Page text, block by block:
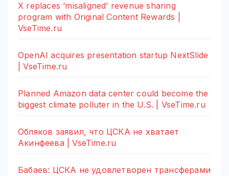
X replaces ‘misaligned’ revenue sharing
program with Original Content Rewards |
VseTime.ru
OpenAI acquires presentation startup NextSlide
| VseTime.ru
Planned Amazon data center could become the
biggest climate polluter in the U.S. | VseTime.ru
Обляков заявил, что ЦСКА не хватает
Акинфеева | VseTime.ru
Бабаев: ЦСКА не удовлетворен трансферами